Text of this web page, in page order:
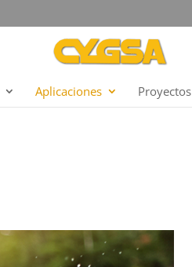
Aplicaciones Proyectos